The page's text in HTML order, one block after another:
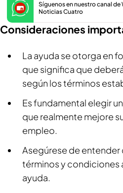
Síguenos en nuestro canal de
Noticias Cuatro
Consideraciones
La ayuda se otorga en
que significa que
según los términos
Es fundamental elegir
que realmente mejore
empleo.
Asegúrese de
términos y condiciones
ayuda.